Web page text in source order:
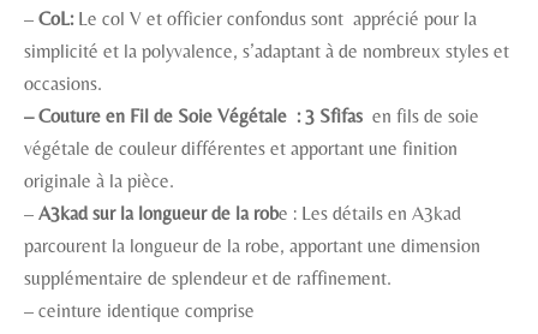
– CoL: Le col V et officier confondus sont apprécié pour la
simplicité et la polyvalence, s’adaptant à de nombreux styles et
occasions.
– Couture en Fil de Soie Végétale : 3 Sfifas en fils de soie
végétale de couleur différentes et apportant une finition
originale à la pièce.
– A3kad sur la longueur de la robe : Les détails en A3kad
parcourent la longueur de la robe, apportant une dimension
supplémentaire de splendeur et de raffinement.
– ceinture identique comprise